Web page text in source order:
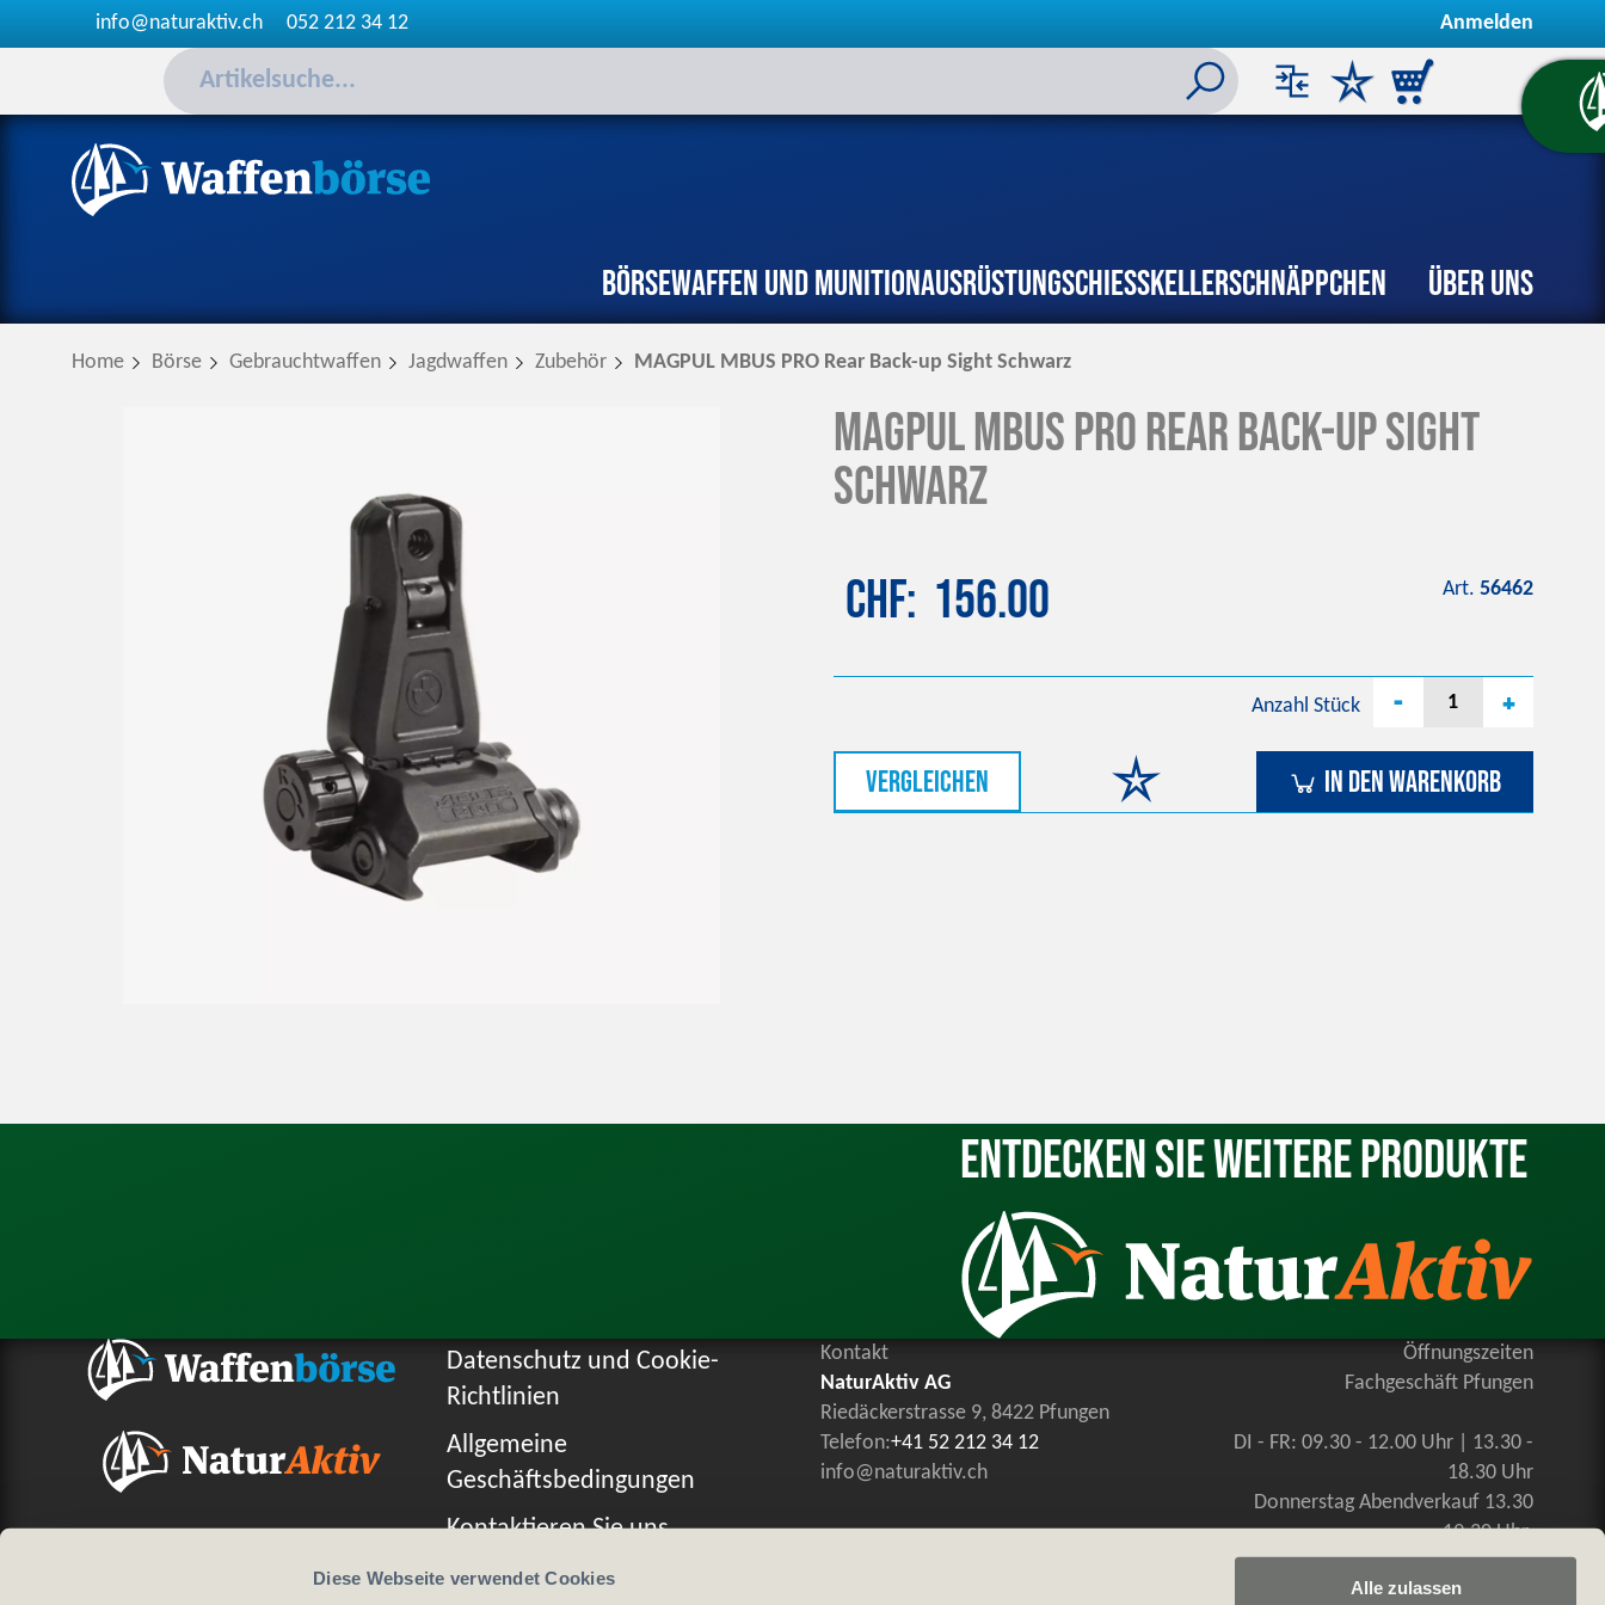
Diese Webseite verwendet Cookies
Alle zulassen
info@naturaktiv.ch 052 212 34 12 Anmelden
BörseWaffen und MunitionAusrüstungSchiesskellerSchnäppchen Über uns
Home Börse Gebrauchtwaffen Jagdwaffen Zubehör MAGPUL MBUS PRO Rear Back-up Sight Schwarz
MAGPUL MBUS PRO Rear Back-up Sight
Schwarz
CHF 156.00 Art. 56462
vergleichen
Anzahl Stück - +
In den Warenkorb
Entdecken Sie weitere Produkte
Datenschutz und Cookie-
Richtlinien
Allgemeine
Geschäftsbedingungen
Kontaktieren Sie uns
Kontakt
NaturAktiv AG
Riedäckerstrasse 9, 8422 Pfungen
Telefon:+41 52 212 34 12
info@naturaktiv.ch
Öffnungszeiten
Fachgeschäft Pfungen
DI - FR: 09.30 - 12.00 Uhr | 13.30 -
18.30 Uhr
Donnerstag Abendverkauf 13.30
-19.30 Uhr
SA: 09.00 - 16.00 Uhr, durchgehend